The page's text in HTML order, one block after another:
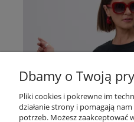
Dbamy o Twoją
Pliki cookies i pokrewne im
działanie strony i pomagają
potrzeb. Możesz zaakceptować